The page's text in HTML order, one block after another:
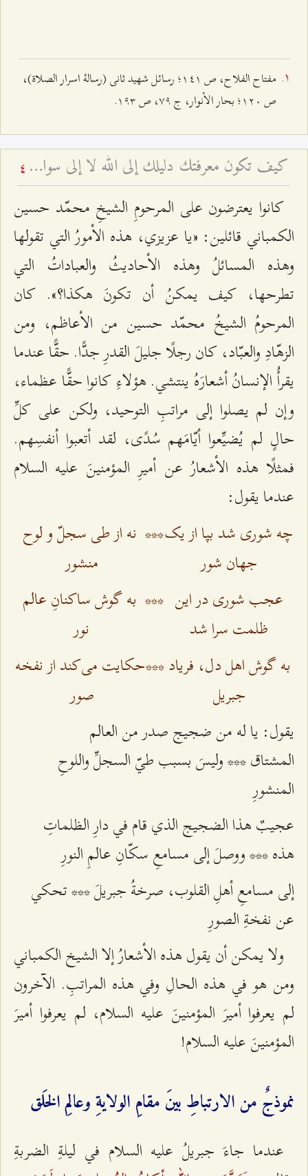
مفتاح الفلاح، ص ١٤١؛ رسائل شهید ثانی (رسالۀ اسرار الصلاة)،
ص ١٢٠؛ بحار الأنوار، ج ٧٩، ص ١٩٣.
كيف تكون معرفتك دليلك إلى الله لا إلى سواه؟ - ولاية إمام الزمان عليه السلام المطلقة 4
كانوا يعترضون على المرحومِ الشيخِ محمّد حسين
الكمباني قائلين: «يا عزيزي، هذه الأمورُ التي تقولها
وهذه المسائلُ وهذه الأحاديثُ والعباداتُ التي
تطرحها، كيف يمكنُ أن تكونَ هكذا؟». كان
المرحومُ الشيخُ محمّد حسين من الأعاظم، ومن
الزهّادِ والعبّاد، كان رجلًا جليلَ القدرِ جدًّا. حقًّا عندما
يقرأُ الإنسانُ أشعارَهُ ينتشي. هؤلاءِ كانوا حقًّا عظماء،
وإن لم يصلوا إلى مراتبِ التوحيد، ولكن على كلِّ
حالٍ لم يُضيِّعوا أيّامَهم سُدًى، لقد أتعبوا أنفسِهم.
فمثلًا هذه الأشعارُ عن أميرِ المؤمنينَ عليه السلام
عندما يقول:
چه شوری شد بپا از یک
جهان شور
*** نه از طی سجلّ و لوح
منشور
عجب شوری در این
ظلمت سرا شد
*** به گوش ساکنانِ عالم
نور
به گوش اهل دل، فریاد
جبریل
***حکایت می‌کند از نفخه
صور
يقول: یا له من ضجيج صدر من العالم
المشتاق *** وليسَ بسبب طيّ السجلِّ واللوحِ
المنشورِ
عجيبٌ هذا الضجيج الذي قام في دارِ الظلماتِ
هذه *** ووصلَ إلى مسامعِ سكّانِ عالمِ النورِ
إلى مسامعِ أهلِ القلوب، صرخةُ جبريلَ *** تحكي
عن نفخةِ الصورِ
ولا يمكن أن يقول هذه الأشعارُ إلا الشيخ الكمباني
ومن هو في هذه الحالِ وفي هذه المراتبِ. الآخرون
لم يعرفوا أميرَ المؤمنينَ عليه السلام، لم يعرفوا أميرَ
المؤمنينَ عليه السلام!
نموذجٌ من الارتباطِ بينَ مقامِ الولايةِ وعالمِ الخَلق
عندما جاءَ جبريلُ عليه السلام في ليلةِ الضربةِ